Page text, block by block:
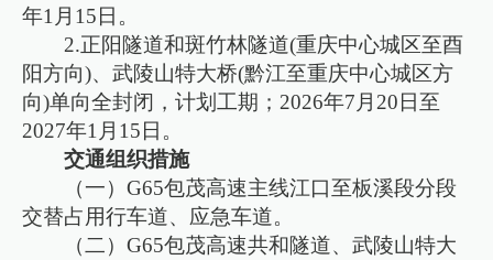
年1月15日。
2.正阳隧道和斑竹林隧道(重庆中心城区至酉
阳方向)、武陵山特大桥(黔江至重庆中心城区方
向)单向全封闭，计划工期；2026年7月20日至
2027年1月15日。
交通组织措施
（一）G65包茂高速主线江口至板溪段分段
交替占用行车道、应急车道。
（二）G65包茂高速共和隧道、武陵山特大